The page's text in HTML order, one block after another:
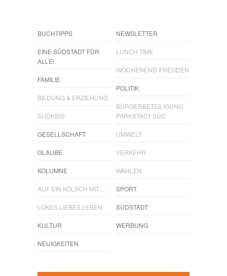
BUCHTIPPS
EINE SÜDSTADT FÜR
ALLE!
FAMILIE
BILDUNG & ERZIEHUNG
SÜDKIDS
GESELLSCHAFT
GLAUBE
KOLUMNE
AUF EIN KÖLSCH MIT…
LÜKES LIEBES LEBEN
KULTUR
NEUIGKEITEN
NEWSLETTER
LUNCH TIME
WOCHENEND-FREUDEN
POLITIK
BÜRGERBETEILIGUNG
PARKSTADT SÜD
UMWELT
VERKEHR
WAHLEN
SPORT
SÜDSTADT
WERBUNG